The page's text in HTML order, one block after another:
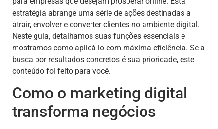
estratégia abrange uma série de ações destinadas a
atrair, envolver e converter clientes no ambiente digital.
Neste guia, detalhamos suas funções essenciais e
mostramos como aplicá-lo com máxima eficiência. Se a
busca por resultados concretos é sua prioridade, este
conteúdo foi feito para você.
Como o marketing digital
transforma negócios